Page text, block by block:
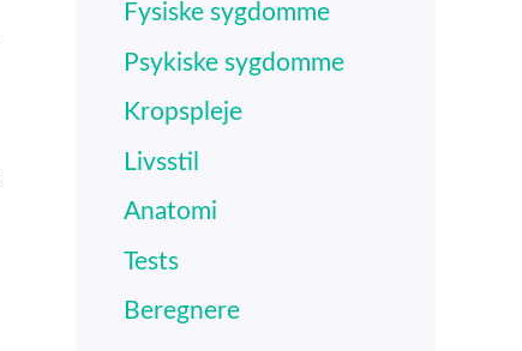
Fysiske sygdomme
Psykiske sygdomme
Kropspleje
Livsstil
Anatomi
Tests
Beregnere